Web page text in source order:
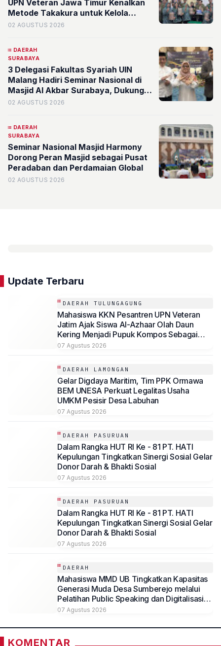
UPN Veteran Jawa Timur Kenalkan
Metode Takakura untuk Kelola
Sampah Organik di RW 3 Simomulyo
02 AGUSTUS 2026
DAERAH
SURABAYA
3 Delegasi Fakultas Syariah UIN
Malang Hadiri Seminar Nasional di
Masjid Al Akbar Surabaya, Dukung
Diplomasi Keagamaan Tingkat
02 AGUSTUS 2026
DAERAH
SURABAYA
Seminar Nasional Masjid Harmony
Dorong Peran Masjid sebagai Pusat
Peradaban dan Perdamaian Global
02 AGUSTUS 2026
Update Terbaru
DAERAH TULUNGAGUNG
Mahasiswa KKN Pesantren UPN Veteran
Jatim Ajak Siswa Al-Azhaar Olah Daun
Kering Menjadi Pupuk Kompos Sebagai
Solusi Ramah Lingkungan
07 Agustus 2026
DAERAH LAMONGAN
Gelar Digdaya Maritim, Tim PPK Ormawa
BEM UNESA Perkuat Legalitas Usaha
UMKM Pesisir Desa Labuhan
07 Agustus 2026
DAERAH PASURUAN
Dalam Rangka HUT RI Ke - 81 PT. HATI
Kepulungan Tingkatkan Sinergi Sosial Gelar
Donor Darah & Bhakti Sosial
07 Agustus 2026
DAERAH PASURUAN
Dalam Rangka HUT RI Ke - 81 PT. HATI
Kepulungan Tingkatkan Sinergi Sosial Gelar
Donor Darah & Bhakti Sosial
07 Agustus 2026
DAERAH
Mahasiswa MMD UB Tingkatkan Kapasitas
Generasi Muda Desa Sumberejo melalui
Pelatihan Public Speaking dan Digitalisasi
Potensi Desa
07 Agustus 2026
KOMENTAR